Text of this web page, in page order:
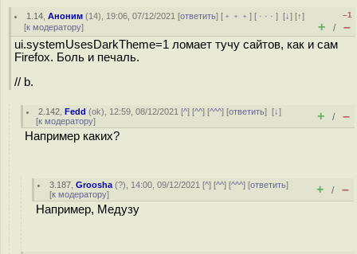
1.14 ,Аноним (14), 19:06, 07/12/2021 [ответить] [ ﹢﹢﹢] [ · · ·][↓] [↑]
[к модератору]
–1
+ / –
ui.systemUsesDarkTheme=1 ломает тучу сайтов, как и сам
Firefox. Боль и печаль.
// b.
2.142 ,Fedd (ok), 12:59, 08/12/2021 [^] [^^] [^^^] [ответить][↓]
[к модератору] + / –
Например каких?
3.187 ,Groosha (?), 14:00, 09/12/2021 [^] [^^] [^^^] [ответить]
[к модератору] + / –
Например, Медузу